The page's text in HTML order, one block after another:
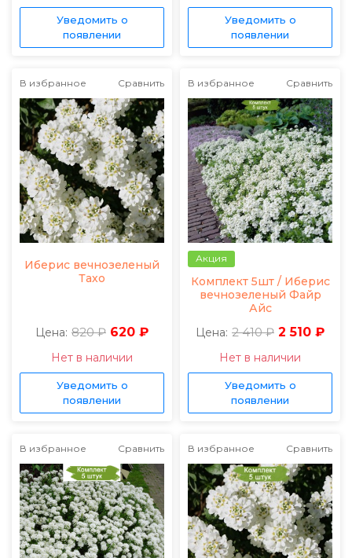
Уведомить о
появлении
Уведомить о
появлении
В избранное Сравнить
Иберис вечнозеленый
Тахо
Цена: 820 ₽ 620 ₽
Нет в наличии
Уведомить о
появлении
В избранное Сравнить
Акция
Комплект 5шт / Иберис
вечнозеленый Файр
Айс
Цена: 2 410 ₽ 2 510 ₽
Нет в наличии
Уведомить о
появлении
В избранное Сравнить В избранное Сравнить